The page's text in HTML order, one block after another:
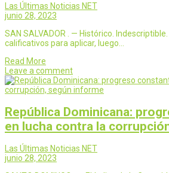
Las Últimas Noticias NET
junio 28, 2023
SAN SALVADOR . — Histórico.
calificativos para aplicar, luego…
Read More
Leave a comment
República Dominicana:
en lucha contra la
Las Últimas Noticias NET
junio 28, 2023